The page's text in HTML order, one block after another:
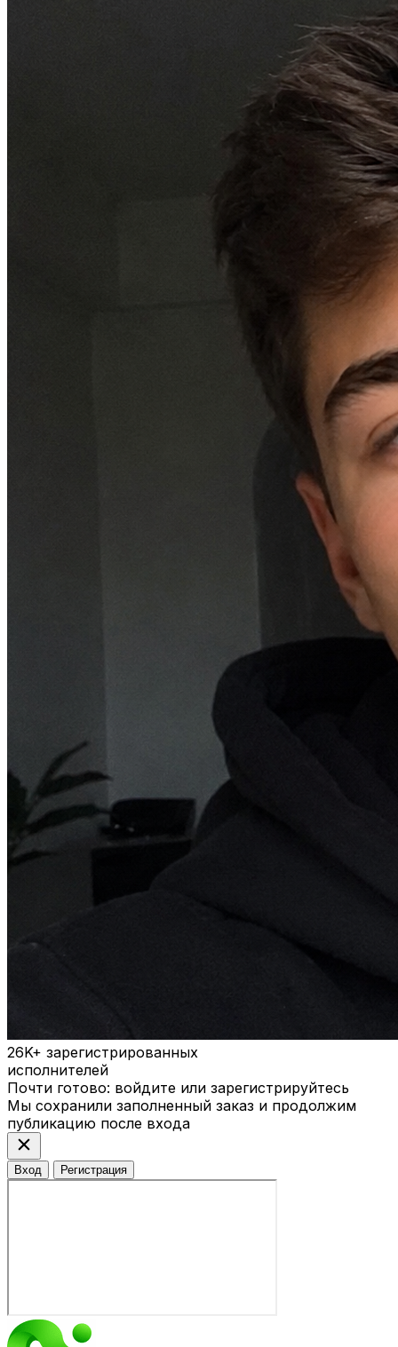
26K+ зарегистрированных
исполнителей
Почти готово: войдите или зарегистрируйтесь
Мы сохранили заполненный заказ и продолжим
публикацию после входа
close
Вход Регистрация